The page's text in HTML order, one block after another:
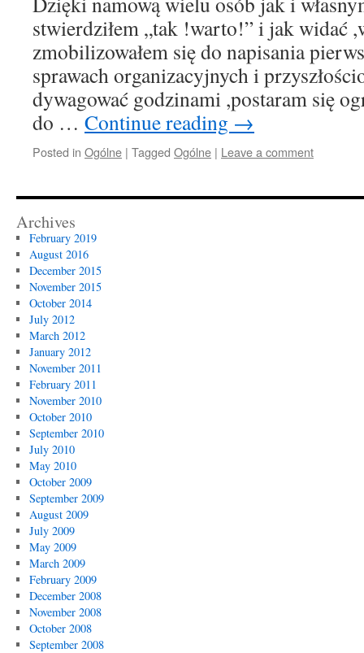
stwierdziłem „tak !warto!” i jak widać
zmobilizowałem się do napisania
sprawach organizacyjnych i
dywagować godzinami ,postaram się
do … Continue reading →
Posted in Ogólne | Tagged Ogólne | Leave a comment
Archives
February 2019
August 2016
December 2015
November 2015
October 2014
July 2012
March 2012
January 2012
November 2011
February 2011
November 2010
October 2010
September 2010
July 2010
May 2010
October 2009
September 2009
August 2009
July 2009
May 2009
March 2009
February 2009
December 2008
November 2008
October 2008
September 2008